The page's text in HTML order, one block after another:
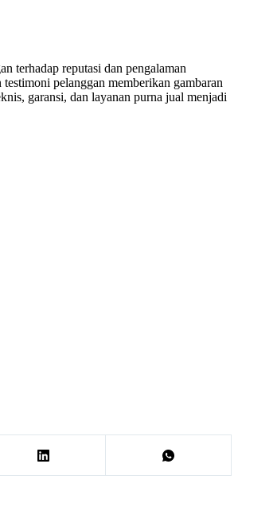
terhadap reputasi dan pengalaman
pelanggan memberikan gambaran
garansi, dan layanan purna jual menjadi